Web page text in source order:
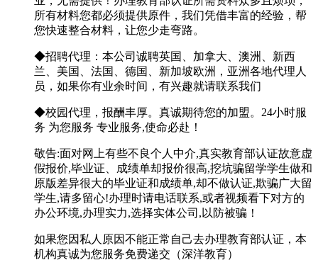
所有材料您都必须提供原件，我们凭借丰富的经验，帮
您快速整合材料，让您少走弯路。
◆招聘代理：本公司诚聘英国、加拿大、澳洲、新西
兰、美国、法国、德国、新加坡欧洲，亚洲各地代理人
员，如果你有业余时间，有兴趣就请联系我们
◆校园代理，报酬丰厚。真诚期待您的加盟。24小时服
务 为您服务 专业服务,使命必赴！
敬告:面对网上有些不良个人中介,真实教育部认证故意虚
假报价,毕业证、成绩单却报价很高,挖坑骗留学学生做和
原版差异很大的毕业证和成绩单,却不做认证,欺骗广大留
学生,请多留心!办理时请电话联系,或者视频看下对方的
办公环境,办理实力,选择实体公司,以防被骗！
如果您因私人原因不能正常自己去办理教育部认证，本
机构真诚为您服务免费递交（深洋教育）